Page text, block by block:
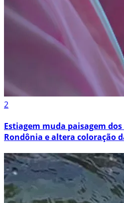
2
Estiagem muda paisagem
Rondônia e altera coloração